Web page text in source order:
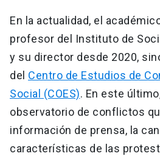
En la actualidad, el
profesor del Instituto de
y su director desde 2020,
del Centro de Estudios de
Social (COES). En este
observatorio de conflictos
información de prensa, la
características de las